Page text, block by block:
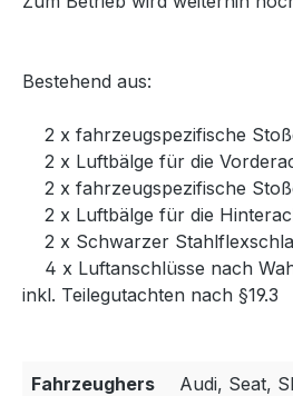
Bestehend aus:
2 x fahrzeugspezifische
2 x Luftbälge für die
2 x fahrzeugspezifische
2 x Luftbälge für die
2 x Schwarzer
4 x Luftanschlüsse nach
inkl. Teilegutachten nach §19.3
Fahrzeughers
Audi, Seat,